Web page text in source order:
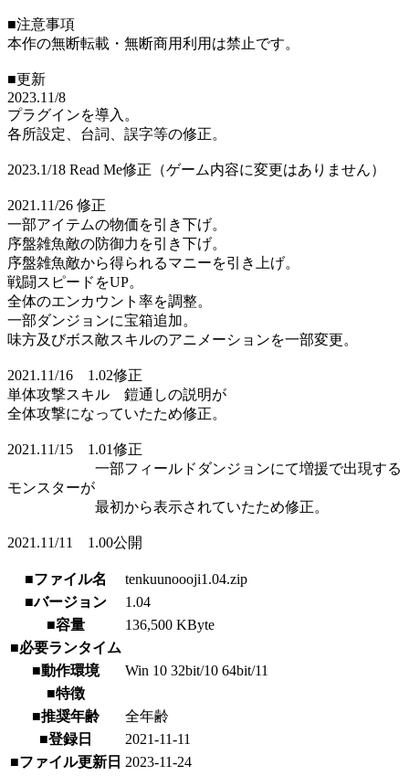
■注意事項
本作の無断転載・無断商用利用は禁止です。
■更新
2023.11/8
プラグインを導入。
各所設定、台詞、誤字等の修正。
2023.1/18 Read Me修正（ゲーム内容に変更はありません）
2021.11/26 修正
一部アイテムの物価を引き下げ。
序盤雑魚敵の防御力を引き下げ。
序盤雑魚敵から得られるマニーを引き上げ。
戦闘スピードをUP。
全体のエンカウント率を調整。
一部ダンジョンに宝箱追加。
味方及びボス敵スキルのアニメーションを一部変更。
2021.11/16 1.02修正
単体攻撃スキル 鎧通しの説明が
全体攻撃になっていたため修正。
2021.11/15 1.01修正
一部フィールドダンジョンにて増援で出現する
モンスターが
最初から表示されていたため修正。
2021.11/11 1.00公開
■ファイル名
tenkuunoooji1.04.zip
■バージョン
1.04
■容量
136,500 KByte
■必要ランタイム
■動作環境
Win 10 32bit/10 64bit/11
■特徴
■推奨年齢
全年齢
■登録日
2021-11-11
■ファイル更新日 2023-11-24